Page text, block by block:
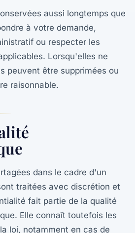
aussi longtemps que
à votre demande,
ou respecter les
Lorsqu'elles ne
peuvent être supprimées ou
raisonnable.
dans le cadre d'un
traitées avec discrétion et
fait partie de la qualité
Elle connaît toutefois les
loi, notamment en cas de